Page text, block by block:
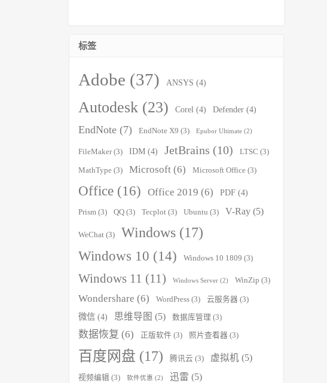
标签
Adobe (37) ANSYS (4)
Autodesk (23) Corel (4) Defender (4)
EndNote (7) EndNote X9 (3) Epubor Ultimate (2)
FileMaker(3) IDM (4) JetBrains (10) LTSC (3)
MathType (3) Microsoft (6) Microsoft Office (3)
Office (16) Office 2019 (6) PDF (4)
Prism (3) QQ (3) Tecplot (3) Ubuntu (3) V-Ray (5)
WeChat (3) Windows (17)
Windows 10 (14) Windows 10 1809 (3)
Windows 11 (11) Windows Server (2) WinZip (3)
Wondershare (6) WordPress (3) 云服务器 (3)
微信 (4) 思维导图 (5) 数据库管理 (3)
数据恢复 (6) 正版软件 (3) 照片查看器 (3)
百度网盘 (17) 腾讯云 (3) 虚拟机 (5)
视频编辑 (3) 软件优惠 (2) 迅雷 (5)